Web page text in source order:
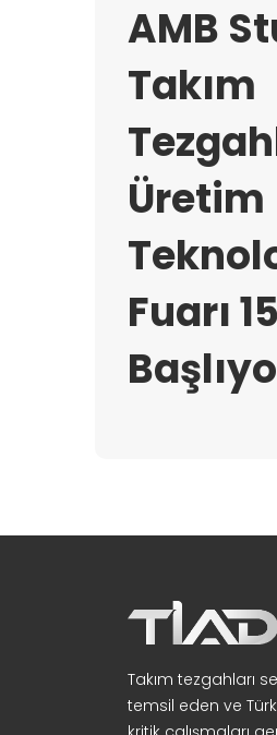
AMB
Takım
Üretim
Fuarı
Takım tezgahları
temsil eden ve